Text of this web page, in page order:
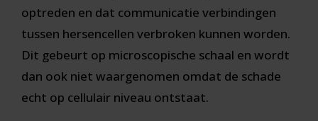
optreden en dat communicatie verbindingen
tussen hersencellen verbroken kunnen worden.
Dit gebeurt op microscopische schaal en wordt
dan ook niet waargenomen omdat de schade
echt op cellulair niveau ontstaat.